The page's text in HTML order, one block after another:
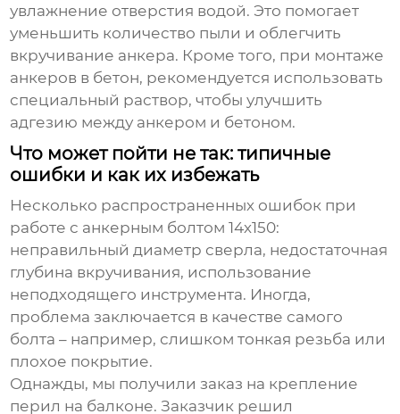
увлажнение отверстия водой. Это помогает
уменьшить количество пыли и облегчить
вкручивание анкера. Кроме того, при монтаже
анкеров в бетон, рекомендуется использовать
специальный раствор, чтобы улучшить
адгезию между анкером и бетоном.
Что может пойти не так: типичные
ошибки и как их избежать
Несколько распространенных ошибок при
работе с анкерным болтом 14х150:
неправильный диаметр сверла, недостаточная
глубина вкручивания, использование
неподходящего инструмента. Иногда,
проблема заключается в качестве самого
болта – например, слишком тонкая резьба или
плохое покрытие.
Однажды, мы получили заказ на крепление
перил на балконе. Заказчик решил